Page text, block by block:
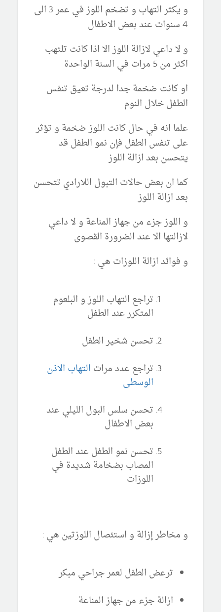
و يكثر التهاب و تضخم اللوز في عمر 3 الى
4 سنوات عند بعض الاطفال
و لا داعي لازالة اللوز الا اذا كانت تلتهب
اكثر من 5 مرات في السنة الواحدة
او كانت ضخمة جدا لدرجة تعيق تنفس
الطفل خلال النوم
علما انه في حال كانت اللوز ضخمة و تؤثر
على تنفس الطفل فإن نمو الطفل قد
يتحسن بعد ازالة اللوز
كما ان بعض حالات التبول اللارادي تتحسن
بعد ازالة اللوز
و اللوز جزء من جهاز المناعة و لا داعي
لازالتها الا عند الضرورة القصوى
و فوائد ازالة اللوزات هي :
تراجع التهاب اللوز و البلعوم
المتكرر عند الطفل
تحسن شخير الطفل
تراجع عدد مرات التهاب الاذن
الوسطى
تحسن سلس البول الليلي عند
بعض الاطفال
تحسن نمو الطفل عند الطفل
المصاب بضخامة شديدة في
اللوزات
و مخاطر إزالة و استئصال اللوزتين هي :
ترعض الطفل لعمر جراحي مبكر
ازالة جزء من جهاز المناعة